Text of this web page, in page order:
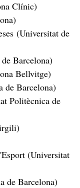
Clínic)
(Universitat de
Barcelona)
Bellvitge)
de Barcelona)
Politècnica de
(Universitat
de Barcelona)